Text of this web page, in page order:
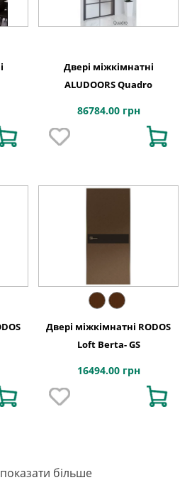
Двері міжкімнатні
ALUDOORS Quadro
86784.00 грн
Двері міжкімнатні RODOS
Loft Berta- GS
16494.00 грн
показати більше